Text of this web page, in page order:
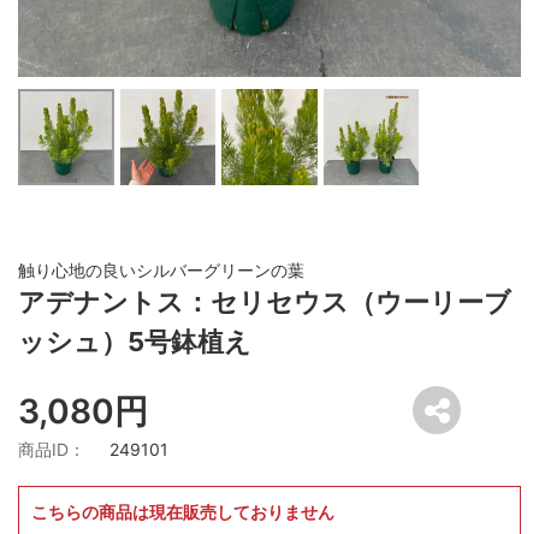
触り心地の良いシルバーグリーンの葉
アデナントス：セリセウス（ウーリーブ
ッシュ）5号鉢植え
3,080円
商品ID： 249101
こちらの商品は現在販売しておりません